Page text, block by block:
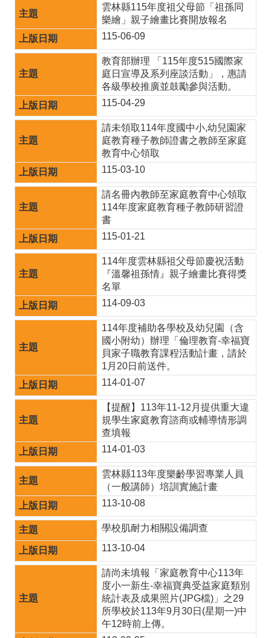
程
畫
新
專
區
首
網
站
林
網
網
站
資
放
告
雲林縣115年度祖父母節「祖孫同
樂繪」親子繪畫比賽開放報名
115-06-09
教育部辦理 「115年度515國際家
庭日宣導及系列座談活動」，惠請
各級學校推廣並鼓勵參與活動。
115-04-29
請未領取114年度國中小,幼兒園家
庭教育種子教師證書之教師至家庭
教育中心領取
115-03-10
請名冊內教師至家庭教育中心領取
114年度家庭教育種子教師研習證
書
115-01-21
114年度雲林縣祖父母節慶祝活動
『溫馨祖孫情』親子繪畫比賽得獎
名單
114-09-03
114年度補助各學校及幼兒園（含
國小附幼）辦理「倫理教育-幸福寶
貝家子職教育課程活動計畫，請於
1月20日前送件。
114-01-07
【提醒】113年11-12月提供重大違
規學生家庭教育諮商或輔導情形調
查填報
114-01-03
雲林縣113年度樂齡學習專業人員
（一般講師）培訓實施計畫
113-10-08
學校肌耐力相關設備調查
113-10-04
請尚未填報「家庭教育中心113年
度小一新生-幸福寶典受益家庭類別
統計表及成果照片(JPG檔)」之29
所學校於113年9月30日(星期一)中
午12時前上傳。